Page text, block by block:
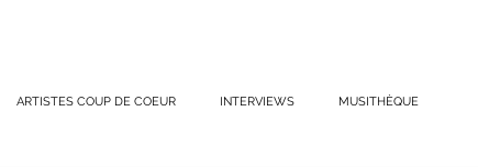
ARTISTES COUP DE COEUR INTERVIEWS MUSITHÈQUE